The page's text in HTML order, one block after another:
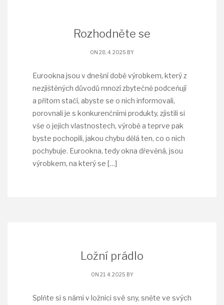
Rozhodněte se
ON 28. 4. 2025 BY
Eurookna jsou v dnešní době výrobkem, který z
nezjištěných důvodů mnozí zbytečně podceňují
a přitom stačí, abyste se o nich informovali,
porovnali je s konkurenčními produkty, zjistili si
vše o jejich vlastnostech, výrobě a teprve pak
byste pochopili, jakou chybu dělá ten, co o nich
pochybuje. Eurookna, tedy okna dřevěná, jsou
výrobkem, na který se […]
Ložní prádlo
ON 21. 4. 2025 BY
Splňte si s námi v ložnici své sny, sněte ve svých